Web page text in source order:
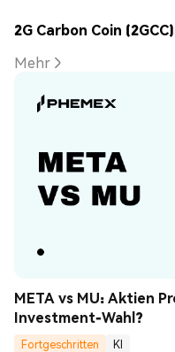
2G Carbon Coin
Mehr
META vs MU: Aktien
Investment-Wahl?
Fortgeschritten
KI